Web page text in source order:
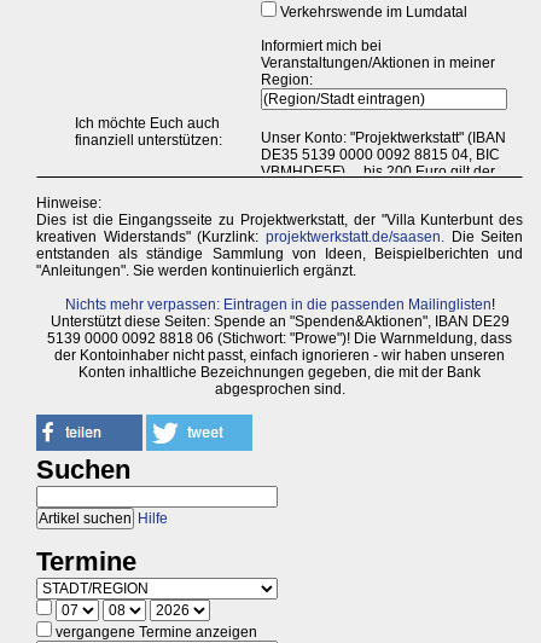
Hinweise:
Dies ist die Eingangsseite zu Projektwerkstatt, der "Villa Kunterbunt des
kreativen Widerstands" (Kurzlink: projektwerkstatt.de/saasen.Die Seiten
entstanden als ständige Sammlung von Ideen, Beispielberichten und
"Anleitungen". Sie werden kontinuierlich ergänzt.
Nichts mehr verpassen: Eintragen in die passenden Mailinglisten!
Unterstützt diese Seiten: Spende an "Spenden&Aktionen", IBAN DE29
5139 0000 0092 8818 06 (Stichwort: "Prowe")! Die Warnmeldung, dass
der Kontoinhaber nicht passt, einfach ignorieren - wir haben unseren
Konten inhaltliche Bezeichnungen gegeben, die mit der Bank
abgesprochen sind.
Suchen
Hilfe
Termine
vergangene Termine anzeigen